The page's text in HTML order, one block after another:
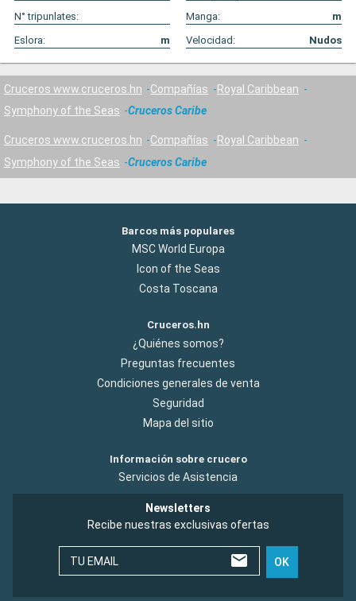
N° tripunlates:
Manga:
m
Eslora:
m Velocidad: Nudos
Cruceros www.cruceros.hn Compañías
Royal Caribbean
Symphony of the Seas
Cruceros Caribe
Cruceros www.cruceros.hn Compañías
Royal Caribbean
Symphony of the Seas
Cruceros Caribe
Barcos más populares
MSC World Europa
Icon of the Seas
Costa Toscana
Cruceros.hn
¿Quiénes somos?
Preguntas frecuentes
Condiciones generales de venta
Seguridad
Mapa del sitio
Información sobre crucero
Servicios de Asistencia
Newsletters
Recibe nuestras exclusivas ofertas
TU EMAIL OK